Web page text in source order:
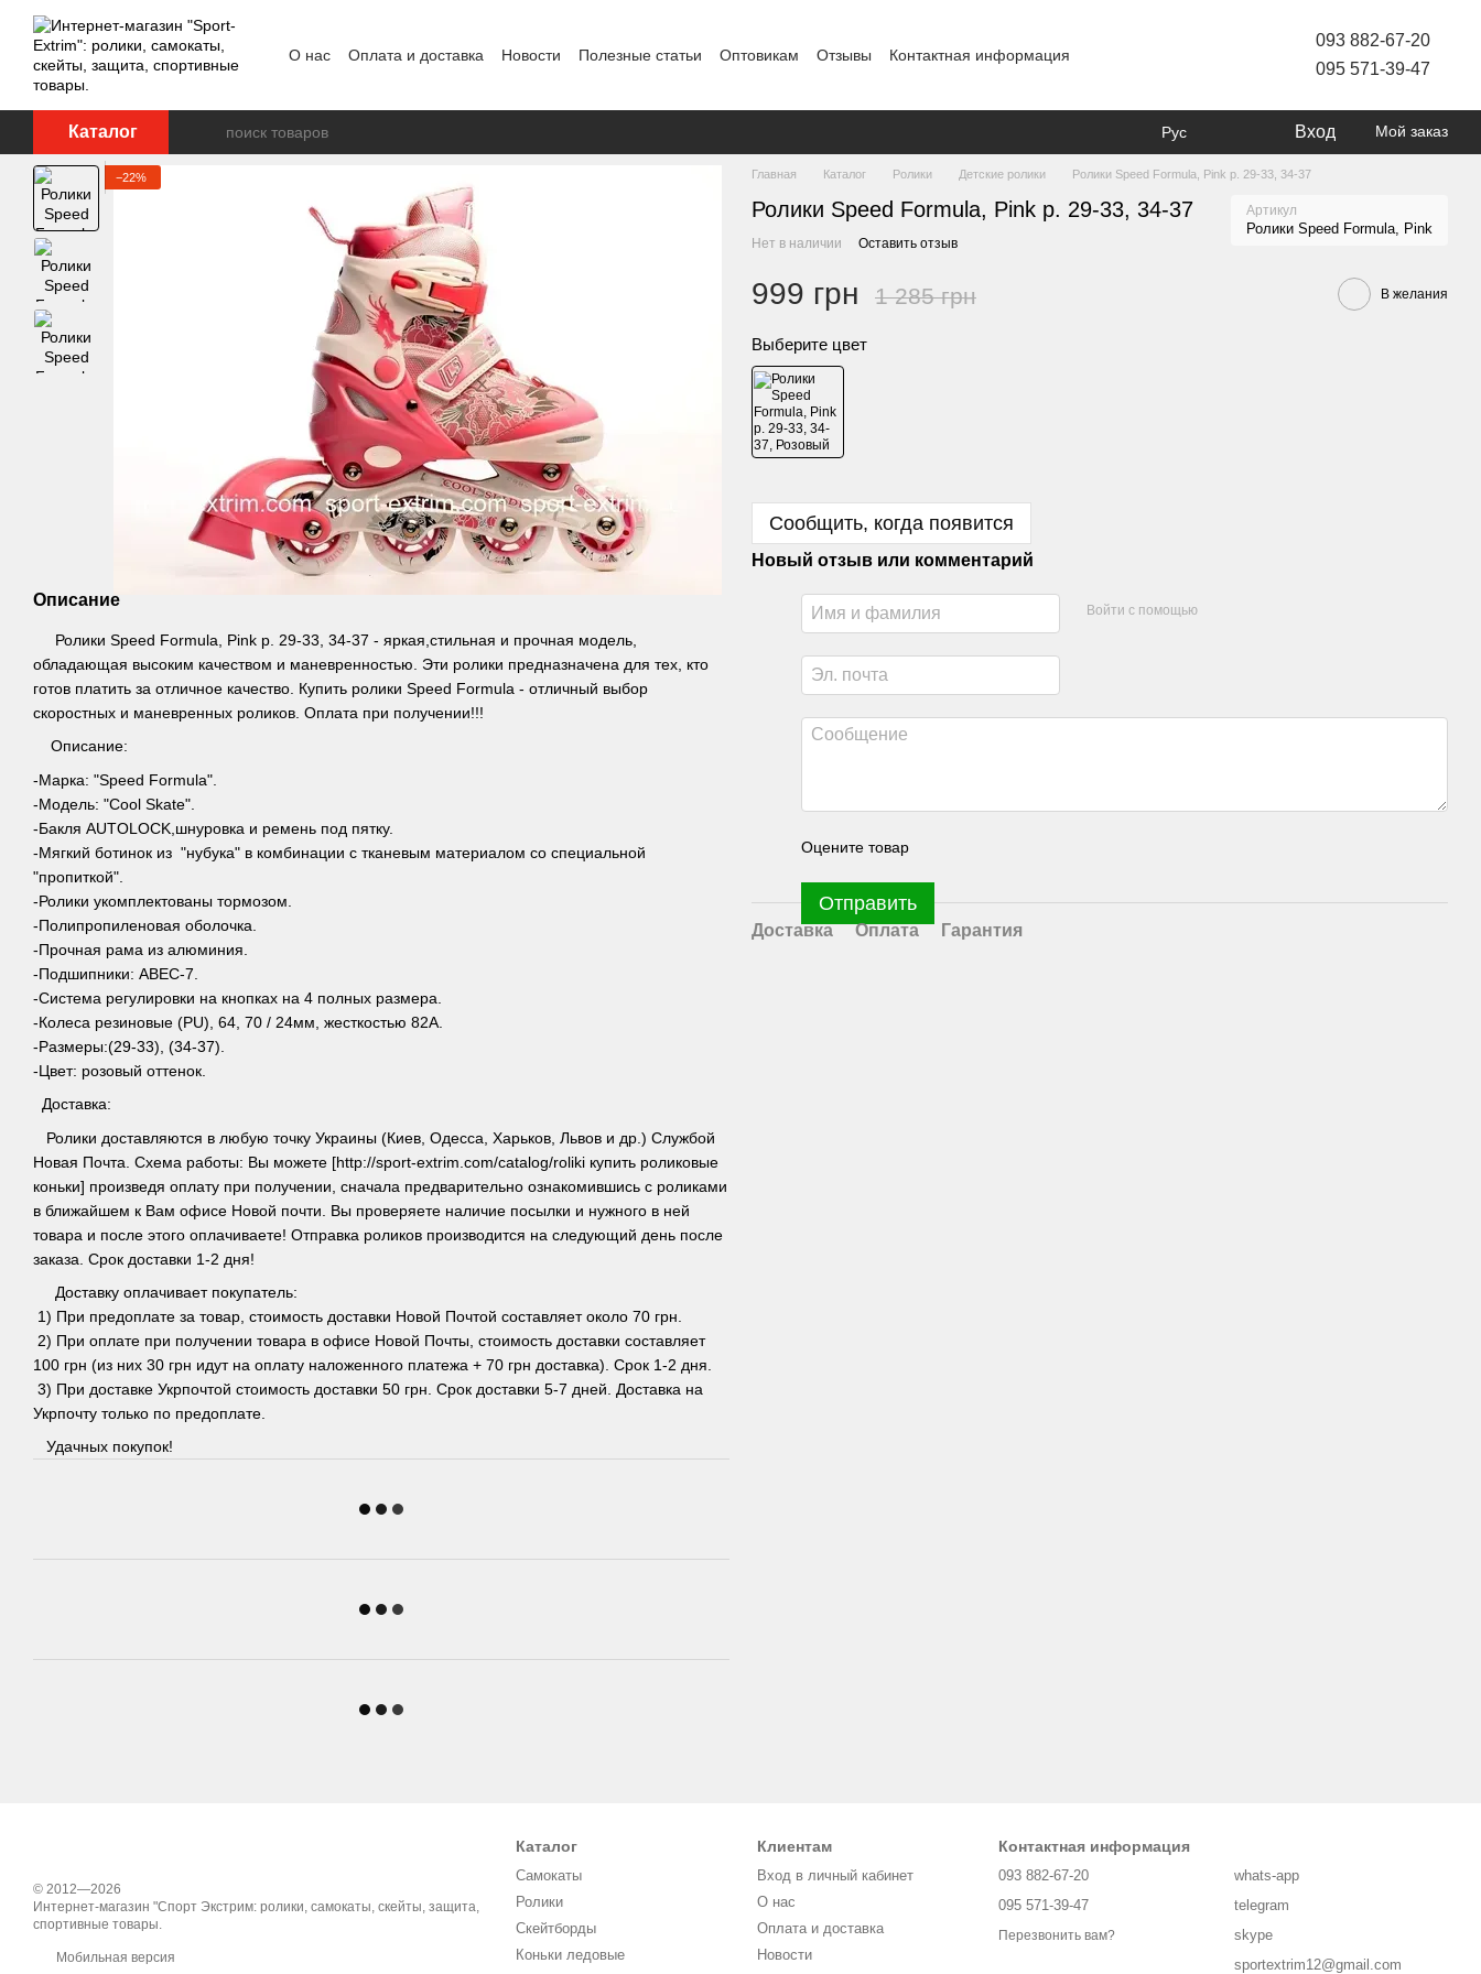
Перейти к основному контенту
О нас Оплата и доставка Новости Полезные статьи Оптовикам Отзывы Контактная информация
093 882-67-20
095 571-39-47
Каталог Рус Вход Мой заказ
−22%
Описание
Ролики Speed Formula, Pink р. 29-33, 34-37 - яркая,стильная и прочная модель,
обладающая высоким качеством и маневренностью. Эти ролики предназначена для тех, кто
готов платить за отличное качество. Купить ролики Speed Formula - отличный выбор
скоростных и маневренных роликов. Оплата при получении!!!
Описание:
-Марка: "Speed Formula".
-Модель: "Cool Skate".
-Бакля AUTОLOCK,шнуровка и ремень под пятку.
-Мягкий ботинок из "нубука" в комбинации с тканевым материалом со специальной
"пропиткой".
-Ролики укомплектованы тормозом.
-Полипропиленовая оболочка.
-Прочная рама из алюминия.
-Подшипники: ABEC-7.
-Система регулировки на кнопках на 4 полных размера.
-Колеса резиновые (PU), 64, 70 / 24мм, жесткостью 82А.
-Размеры:(29-33), (34-37).
-Цвет: розовый оттенок.
Доставка:
Ролики доставляются в любую точку Украины (Киев, Одесса, Харьков, Львов и др.) Службой
Новая Почта. Схема работы: Вы можете [http://sport-extrim.com/catalog/roliki купить роликовые
коньки] произведя оплату при получении, сначала предварительно ознакомившись с роликами
в ближайшем к Вам офисе Новой почти. Вы проверяете наличие посылки и нужного в ней
товара и после этого оплачиваете! Отправка роликов производится на следующий день после
заказа. Срок доставки 1-2 дня!
Доставку оплачивает покупатель:
1) При предоплате за товар, стоимость доставки Новой Почтой составляет около 70 грн.
2) При оплате при получении товара в офисе Новой Почты, стоимость доставки составляет
100 грн (из них 30 грн идут на оплату наложенного платежа + 70 грн доставка). Срок 1-2 дня.
3) При доставке Укрпочтой стоимость доставки 50 грн. Срок доставки 5-7 дней. Доставка на
Укрпочту только по предоплате.
Удачных покупок!
Главная Каталог Ролики Детские ролики Ролики Speed Formula, Pink р. 29-33, 34-37
Ролики Speed Formula, Pink р. 29-33, 34-37 Артикул
Ролики Speed Formula, Pink
Нет в наличии Оставить отзыв
999 грн 1 285 грн В желания
Выберите цвет
Сообщить, когда появится
Новый отзыв или комментарий
Войти с помощью
Оцените товар
Отправить
Доставка Оплата Гарантия
© 2012—2026
Интернет-магазин "Спорт Экстрим: ролики, самокаты, скейты, защита,
спортивные товары.
Мобильная версия
Каталог
Самокаты
Ролики
Скейтборды
Коньки ледовые
Клиентам
Вход в личный кабинет
О нас
Оплата и доставка
Новости
Контактная информация
093 882-67-20
095 571-39-47
Перезвонить вам?
whats-app
telegram
skype
sportextrim12@gmail.com